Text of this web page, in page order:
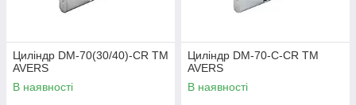
Циліндр DM-70(30/40)-CR ТМ
AVERS
В наявності
Циліндр DM-70-C-CR ТМ
AVERS
В наявності